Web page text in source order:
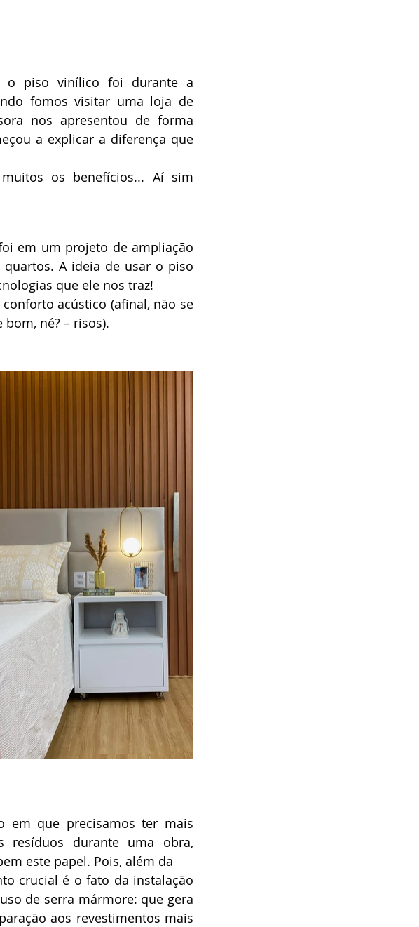
o piso vinílico foi durante a
fomos visitar uma loja de
nos apresentou de forma
a explicar a diferença que
os benefícios... Aí sim
em um projeto de ampliação
A ideia de usar o piso
que ele nos traz!
acústico (afinal, não se
né? – risos).
em que precisamos ter mais
resíduos durante uma obra,
este papel. Pois, além da
crucial é o fato da instalação
de serra mármore: que gera
aos revestimentos mais